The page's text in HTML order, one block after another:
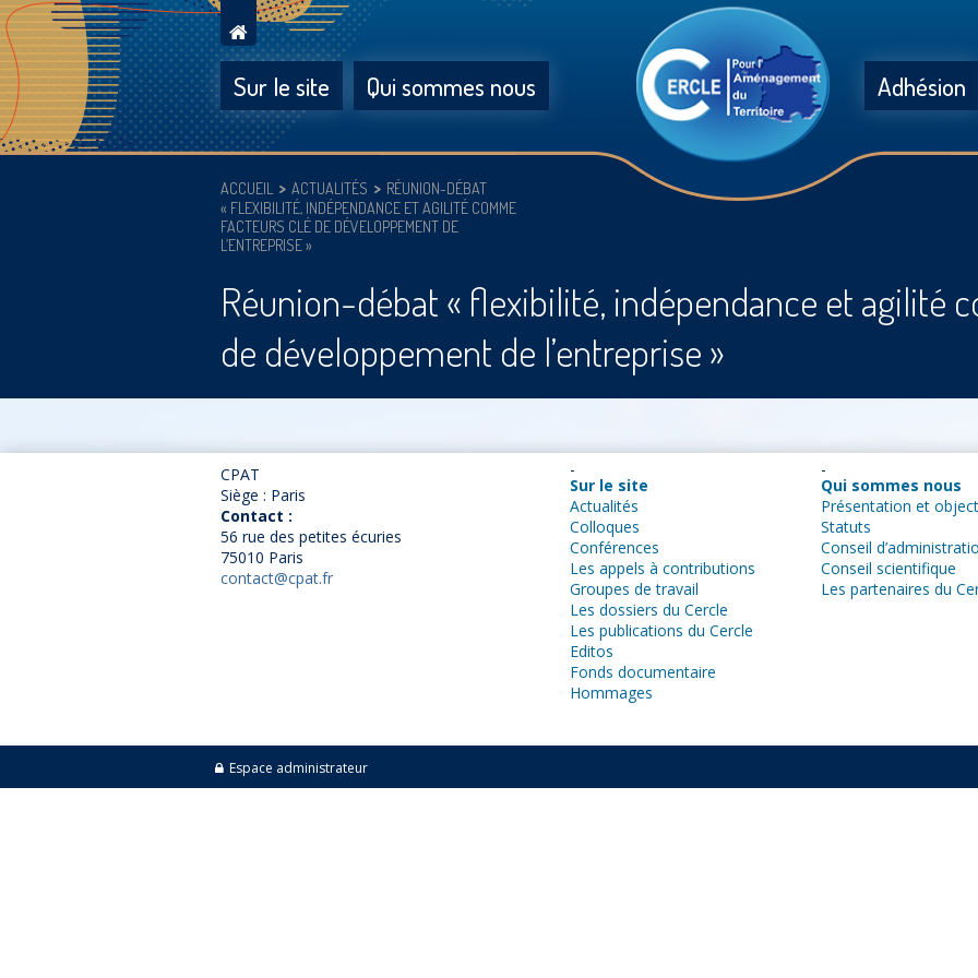
Sur le site Qui sommes nous Adhésion
ACCUEIL ACTUALITÉS
RÉUNION-DÉBAT
« FLEXIBILITÉ, INDÉPENDANCE ET AGILITÉ COMME
FACTEURS CLÉ DE DÉVELOPPEMENT DE
L’ENTREPRISE »
Réunion-débat « flexibilité, indépendance et agilité
de développement de l’entreprise »
CPAT
Siège : Paris
Contact :
56 rue des petites écuries
75010 Paris
contact@cpat.fr
Sur le site
Actualités
Colloques
Conférences
Les appels à contributions
Groupes de travail
Les dossiers du Cercle
Les publications du Cercle
Editos
Fonds documentaire
Hommages
Qui sommes nous
Présentation et
Statuts
Conseil
Conseil scientifique
Les partenaires du
Espace administrateur